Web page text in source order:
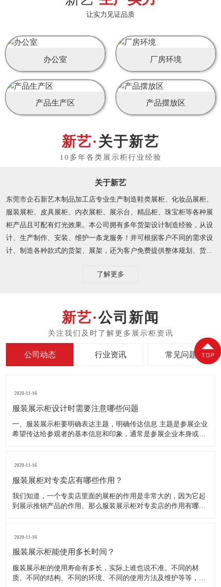
让实力见证品质
办公室 厂房环境
产品生产区 产品摆放区
关于新艺
关于新艺
东莞市企石新艺木制品加工店专业生产制造鞋类展柜、化妆品展柜、
服装展柜、皮具展柜、内衣展柜、展示台、精品柜、珠宝柜等各种展
柜产品且可配有灯光效果。本公司拥有多年货架设计制造经验，从设
计、生产制作、安装、维护一条龙服务！并可根据客户不同的需求设
计、制造各种款式的货架、展架，还为客户免费提供整体规划、货...
了解更多
公司新闻
公司动态 行业资讯 常见问题
2020-11-16
服装展示柜设计时需要注意哪些问题
一、服装展示柜要明确表达主题，明确传达信息 主题是参展企业
希望传达给参观者的基本信息和印象，通常是参展企业本身或产
2020-11-16
服装展柜对专卖店有哪些作用？
我们知道，一个专卖店里面的展柜的作用是非常大的，因为它起
到展示推销产品的作用。那么服装展示柜对专卖店的作用有哪些
陈列展示商品。把商品的风采展现在消费者面前，使消费者对商
2020-11-16
服装展示柜能使用多长时间？
服装展示柜的使用寿命有多长，实际上谁也说不准。不同的材
质、不同的结构、不同的环境、不同的使用方法及维护等等，都